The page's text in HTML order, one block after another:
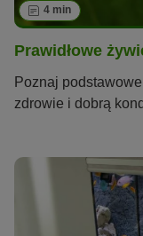
4 min
Prawidłowe
Poznaj
zdrowie i dobrą